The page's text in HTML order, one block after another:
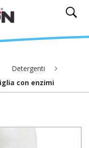
Detergenti
con enzimi